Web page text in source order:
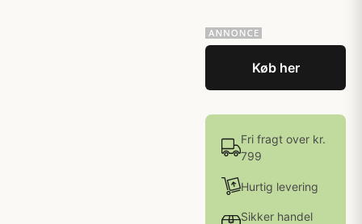
Køb her
Fri fragt over kr.
799
Hurtig levering
Sikker handel